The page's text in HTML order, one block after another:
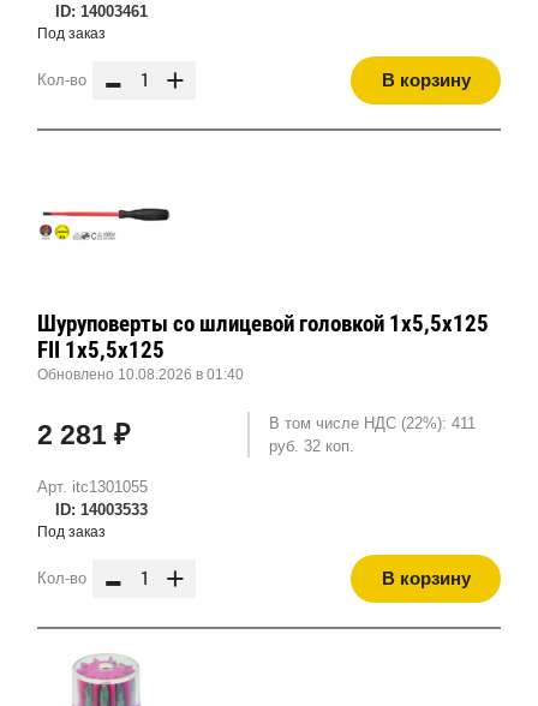
ID: 14003461
Под заказ
Кол-во - + В корзину
Арт. itc1301055
ID: 14003533
Шуруповерты со шлицевой головкой 1x5,5x125
FII 1х5,5х125
Обновлено 10.08.2026 в 01:40
2 281 ₽
В том числе НДС (22%): 411
руб. 32 коп.
Под заказ
Кол-во - + В корзину